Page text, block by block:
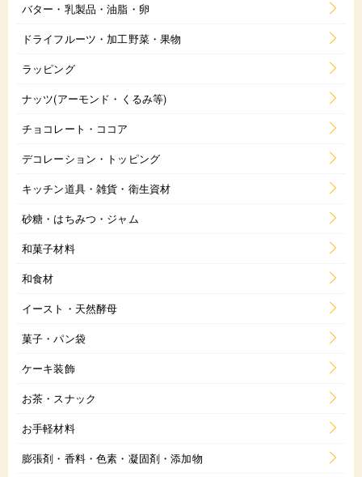
バター・乳製品・油脂・卵
ドライフルーツ・加工野菜・果物
ラッピング
ナッツ(アーモンド・くるみ等)
チョコレート・ココア
デコレーション・トッピング
キッチン道具・雑貨・衛生資材
砂糖・はちみつ・ジャム
和菓子材料
和食材
イースト・天然酵母
菓子・パン袋
ケーキ装飾
お茶・スナック
お手軽材料
膨張剤・香料・色素・凝固剤・添加物